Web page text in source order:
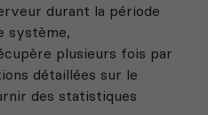
durant la période
système,
plusieurs fois par
détaillées sur le
des statistiques